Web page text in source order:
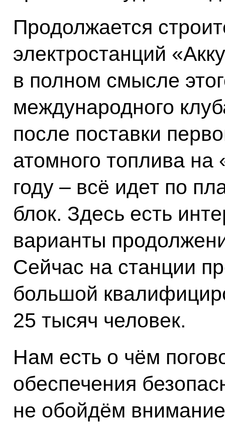
Продолжается
электростанций
в полном смысле
международного
после поставки
атомного топлива
году – всё идет по
блок. Здесь есть
варианты
Сейчас на станции
большой
25 тысяч человек.
Нам есть о чём
обеспечения
не обойдём